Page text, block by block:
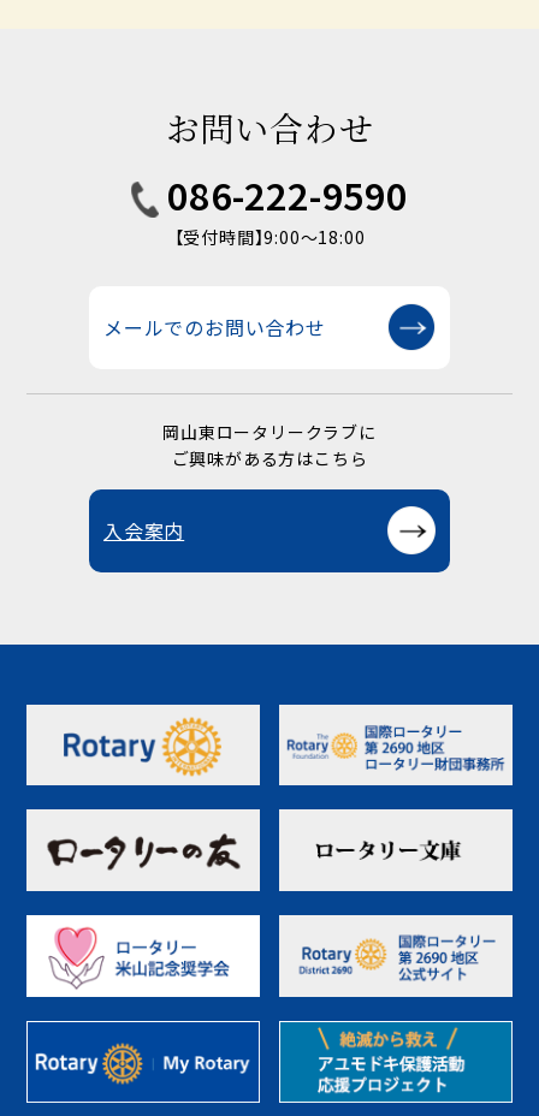
お問い合わせ
086-222-9590
【受付時間】9:00〜18:00
メールでのお問い合わせ
岡山東ロータリークラブに
ご興味がある方はこちら
入会案内